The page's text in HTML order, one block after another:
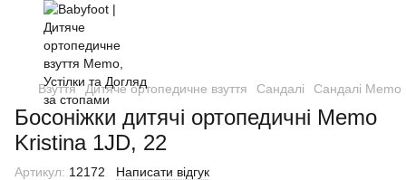
Взуття Дитяче ортопедичне взуття Сандалі Сандалі Memo
Босоніжки дитячі ортопедичні Memo
Kristina 1JD, 22
Артикул: 12172 Написати відгук